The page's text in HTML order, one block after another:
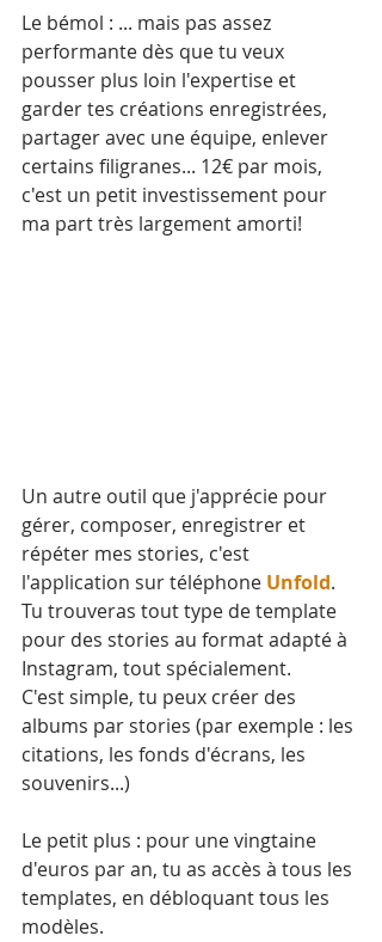
Le bémol : ... mais pas assez
performante dès que tu veux
pousser plus loin l'expertise et
garder tes créations enregistrées,
partager avec une équipe, enlever
certains filigranes... 12€ par mois,
c'est un petit investissement pour
ma part très largement amorti!
Un autre outil que j'apprécie pour
gérer, composer, enregistrer et
répéter mes stories, c'est
l'application sur téléphone Unfold.
Tu trouveras tout type de template
pour des stories au format adapté à
Instagram, tout spécialement.
C'est simple, tu peux créer des
albums par stories (par exemple : les
citations, les fonds d'écrans, les
souvenirs...)
Le petit plus : pour une vingtaine
d'euros par an, tu as accès à tous les
templates, en débloquant tous les
modèles.